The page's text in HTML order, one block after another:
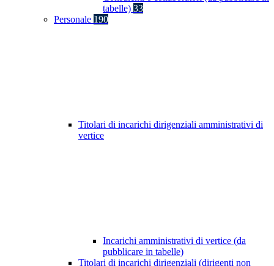
tabelle) 33
Personale 190
Titolari di incarichi dirigenziali amministrativi di
vertice
Incarichi amministrativi di vertice (da
pubblicare in tabelle)
Titolari di incarichi dirigenziali (dirigenti non